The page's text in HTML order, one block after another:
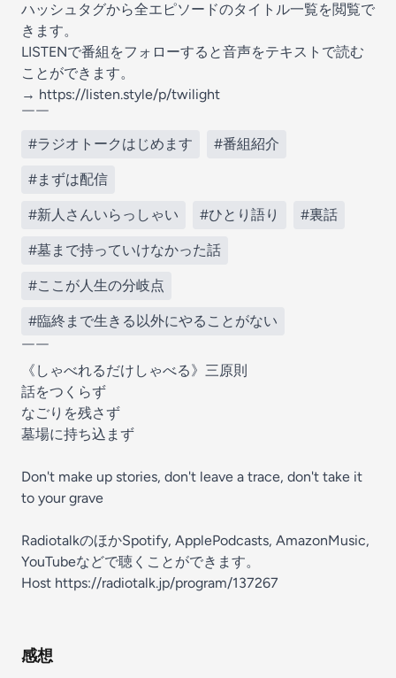
ハッシュタグから全エピソードのタイトル一覧を閲覧で
きます。
LISTENで番組をフォローすると音声をテキストで読む
ことができます。
→ https://listen.style/p/twilight
￣￣
#ラジオトークはじめます
#番組紹介
#まずは配信
#新人さんいらっしゃい #ひとり語り #裏話
#墓まで持っていけなかった話
#ここが人生の分岐点
#臨終まで生きる以外にやることがない
￣￣
《しゃべれるだけしゃべる》三原則
話をつくらず
なごりを残さず
墓場に持ち込まず
Don't make up stories, don't leave a trace, don't take it
to your grave
RadiotalkのほかSpotify, ApplePodcasts, AmazonMusic,
YouTubeなどで聴くことができます。
Host https://radiotalk.jp/program/137267
感想